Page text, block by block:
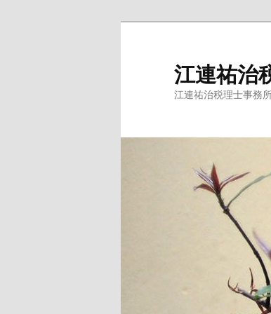
江連祐治
江連祐治税理士事務